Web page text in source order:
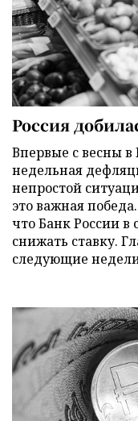
Россия
Впервые с весны в
недельная
непростой
это важная
что Банк России в
снижать ставку.
следующие